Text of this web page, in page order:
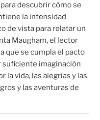
descubrir cómo se
la intensidad
de vista para relatar un
Maugham, el lector
que se cumpla el pacto
suficiente imaginación
la vida, las alegrías y las
y las aventuras de